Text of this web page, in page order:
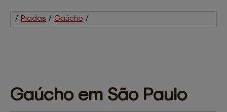
/ Piadas / Gaúcho /
Gaúcho em São Paulo